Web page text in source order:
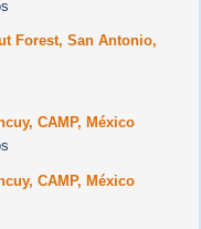
Forest, San Antonio,
CAMP, México
CAMP, México